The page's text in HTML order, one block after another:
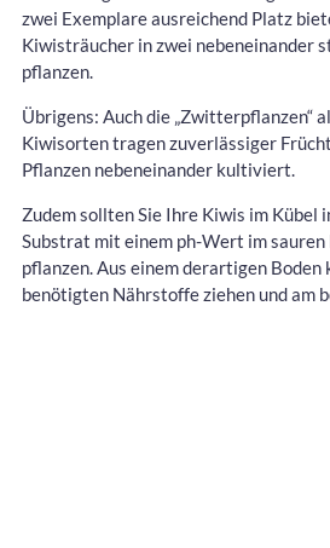
zwei Exemplare ausreichend Platz
Kiwisträucher in zwei nebeneinander
pflanzen.
Übrigens: Auch die „Zwitterpflanzen“
Kiwisorten tragen zuverlässiger
Pflanzen nebeneinander kultiviert.
Zudem sollten Sie Ihre Kiwis im Kübel
Substrat mit einem ph-Wert im
pflanzen. Aus einem derartigen Boden
benötigten Nährstoffe ziehen und am